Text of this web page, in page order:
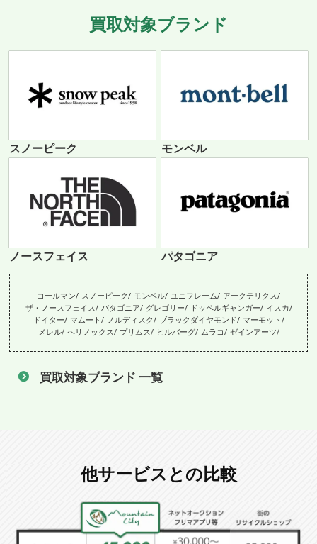
買取対象ブランド
スノーピーク モンベル
ノースフェイス パタゴニア
コールマン スノーピーク モンベル ユニフレーム
アークテリクス
ザ・ノースフェイス パタゴニア グレゴリー ドッペルギャンガー
イスカ
ドイター
マムート ノルディスク ブラックダイヤモンド
マーモット
メレル ヘリノックス プリムス ヒルバーグ ムラコ ゼインアーツ
買取対象ブランド 一覧
他サービスとの比較